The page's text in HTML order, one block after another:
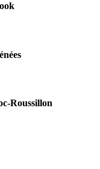
Roussillon